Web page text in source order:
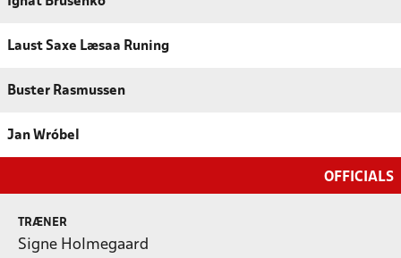
Laust Saxe Læsaa Runing
Buster Rasmussen
Jan Wróbel
OFFICIALS
TRÆNER
Signe Holmegaard